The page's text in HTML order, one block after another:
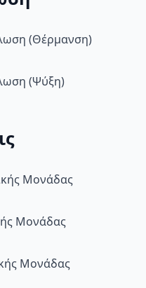
(Θέρμανση)
(Ψύξη)
Μονάδας
Μονάδας
Μονάδας